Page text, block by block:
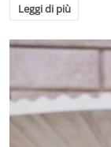
Leggi di più